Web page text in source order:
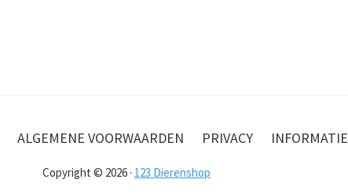
ALGEMENE VOORWAARDEN PRIVACY INFORMATIE
Copyright © 2026 · 123 Dierenshop